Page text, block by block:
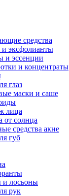
средства
эксфолианты
и эссенции
и концентраты
глаз
маски и саше
лица
от солнца
средства акне
губ
лосьоны
рук